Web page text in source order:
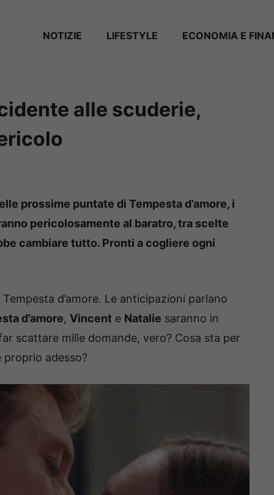
NOTIZIE LIFESTYLE ECONOMIA E
alle scuderie,
prossime puntate di Tempesta d’amore, i
pericolosamente al baratro, tra scelte
cambiare tutto. Pronti a cogliere ogni
d’amore. Le anticipazioni parlano
d’amore, Vincent e Natalie saranno in
scattare mille domande, vero? Cosa sta per
adesso?